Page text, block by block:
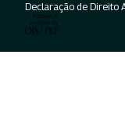
Declaração de Direito